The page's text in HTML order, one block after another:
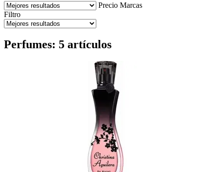
Precio Marcas
Filtro
Perfumes: 5 artículos